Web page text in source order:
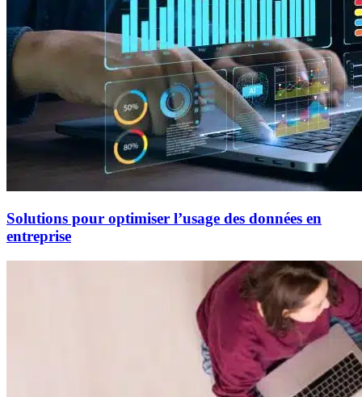
Solutions pour optimiser l’usage des données en
entreprise